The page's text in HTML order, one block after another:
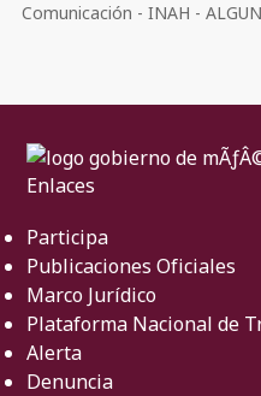
Comunicación - INAH -
Enlaces
Participa
Publicaciones Oficiales
Marco Jurídico
Plataforma Nacional de
Alerta
Denuncia